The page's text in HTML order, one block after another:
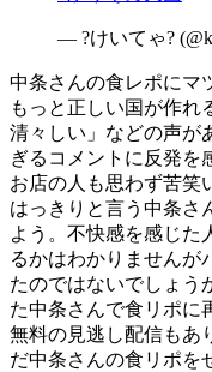
— ?けいてゃ?
中条さんの食レポにマ
もっと正しい国が作れ
清々しい」などの声が
ぎるコメントに反発を
お店の人も思わず苦笑
はっきりと言う中条さ
よう。不快感を感じた
るかはわかりませんが
たのではないでしょう
た中条さんで食リポに
無料の見逃し配信もあ
だ中条さんの食リポを